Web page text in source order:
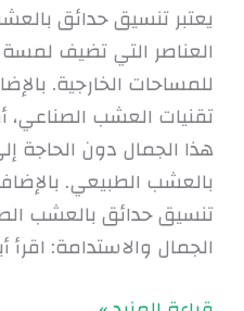
يعتبر تنسيق حدائق
العناصر التي تضيف
للمساحات الخارجية.
تقنيات العشب
هذا الجمال دون الحاجة
بالعشب الطبيعي.
تنسيق حدائق بالعشب
الجمال والاستدامة: